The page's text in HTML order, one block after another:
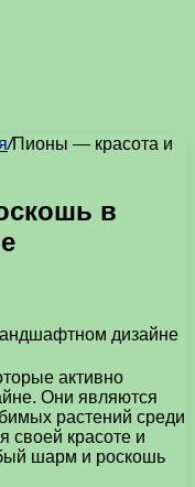
/Пионы — красота и
в
активно
Они являются
растений среди
своей красоте и
шарм и роскошь